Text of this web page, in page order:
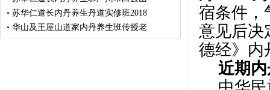
• 苏华仁道长内丹养生丹道实修班2018
• 华山及王屋山道家内丹养生班传授老
宿条件，
意见后决
德经》内
近期